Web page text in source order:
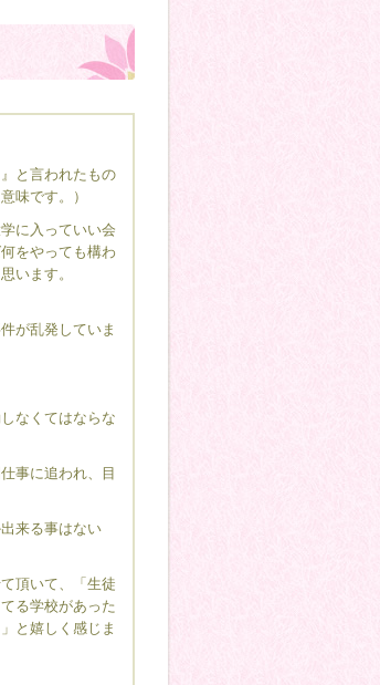
と言われたもの
味です。）
に入っていい会
をやっても構わ
います。
が乱発していま
なくてはならな
事に追われ、目
来る事はない
頂いて、「生徒
る学校があった
と嬉しく感じま